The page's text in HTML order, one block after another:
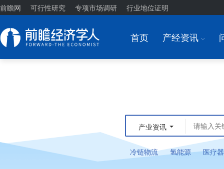
前瞻网 可行性研究 专项市场调研 行业地位证明
首页 产经资讯 I
产业资讯
冷链物流 氢能源 医疗